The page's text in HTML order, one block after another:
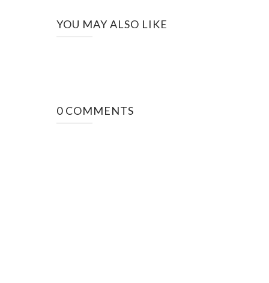
YOU MAY ALSO LIKE
0 COMMENTS